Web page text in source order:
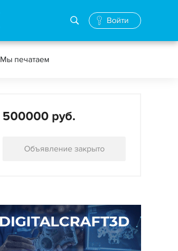
Войти
Мы печатаем
500000 руб.
Объявление закрыто